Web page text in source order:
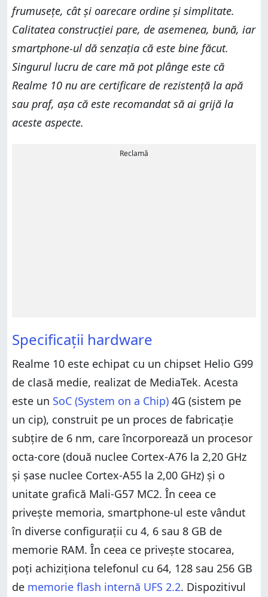
frumusețe, cât și oarecare ordine și simplitate.
Calitatea construcției pare, de asemenea, bună, iar
smartphone-ul dă senzația că este bine făcut.
Singurul lucru de care mă pot plânge este că
Realme 10 nu are certificare de rezistență la apă
sau praf, așa că este recomandat să ai grijă la
aceste aspecte.
Reclamă
Specificații hardware
Realme 10 este echipat cu un chipset Helio G99
de clasă medie, realizat de MediaTek. Acesta
este un SoC (System on a Chip) 4G (sistem pe
un cip), construit pe un proces de fabricație
subțire de 6 nm, care încorporează un procesor
octa-core (două nuclee Cortex-A76 la 2,20 GHz
și șase nuclee Cortex-A55 la 2,00 GHz) și o
unitate grafică Mali-G57 MC2. În ceea ce
privește memoria, smartphone-ul este vândut
în diverse configurații cu 4, 6 sau 8 GB de
memorie RAM. În ceea ce privește stocarea,
poți achiziționa telefonul cu 64, 128 sau 256 GB
de memorie flash internă UFS 2.2. Dispozitivul